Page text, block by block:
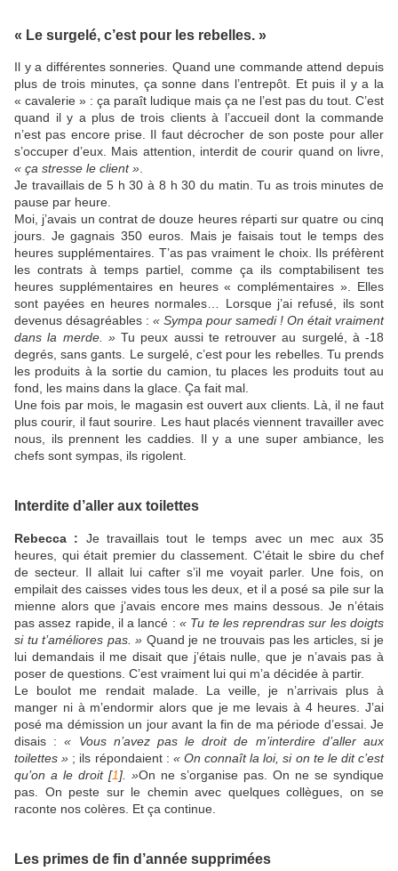
« Le surgelé, c’est pour les rebelles. »
Il y a différentes sonneries. Quand une commande attend depuis
plus de trois minutes, ça sonne dans l’entrepôt. Et puis il y a la
« cavalerie » : ça paraît ludique mais ça ne l’est pas du tout. C’est
quand il y a plus de trois clients à l’accueil dont la commande
n’est pas encore prise. Il faut décrocher de son poste pour aller
s’occuper d’eux. Mais attention, interdit de courir quand on livre,
« ça stresse le client »
Je travaillais de 5 h 30 à 8 h 30 du matin. Tu as trois minutes de
pause par heure.
Moi, j’avais un contrat de douze heures réparti sur quatre ou cinq
jours. Je gagnais 350 euros. Mais je faisais tout le temps des
heures supplémentaires. T’as pas vraiment le choix. Ils préfèrent
les contrats à temps partiel, comme ça ils comptabilisent tes
heures supplémentaires en heures « complémentaires ». Elles
sont payées en heures normales… Lorsque j’ai refusé, ils sont
devenus désagréables : « Sympa pour samedi ! On était vraiment
dans la merde. »Tu peux aussi te retrouver au surgelé, à -18
degrés, sans gants. Le surgelé, c’est pour les rebelles. Tu prends
les produits à la sortie du camion, tu places les produits tout au
fond, les mains dans la glace. Ça fait mal.
Une fois par mois, le magasin est ouvert aux clients. Là, il ne faut
plus courir, il faut sourire. Les haut placés viennent travailler avec
nous, ils prennent les caddies. Il y a une super ambiance, les
chefs sont sympas, ils rigolent.
Interdite d’aller aux toilettes
Rebecca : Je travaillais tout le temps avec un mec aux 35
heures, qui était premier du classement. C’était le sbire du chef
de secteur. Il allait lui cafter s’il me voyait parler. Une fois, on
empilait des caisses vides tous les deux, et il a posé sa pile sur la
mienne alors que j’avais encore mes mains dessous. Je n’étais
pas assez rapide, il a lancé : « Tu te les reprendras sur les doigts
si tu t’améliores pas. » Quand je ne trouvais pas les articles, si je
lui demandais il me disait que j’étais nulle, que je n’avais pas à
poser de questions. C’est vraiment lui qui m’a décidée à partir.
Le boulot me rendait malade. La veille, je n’arrivais plus à
manger ni à m’endormir alors que je me levais à 4 heures. J’ai
posé ma démission un jour avant la fin de ma période d’essai. Je
disais :« Vous n’avez pas le droit de m’interdire d’aller aux
toilettes » ; ils répondaient : « On connaît la loi, si on te le dit c’est
qu’on a le droit[1] . »On ne s’organise pas. On ne se syndique
pas. On peste sur le chemin avec quelques collègues, on se
raconte nos colères. Et ça continue.
Les primes de fin d’année supprimées